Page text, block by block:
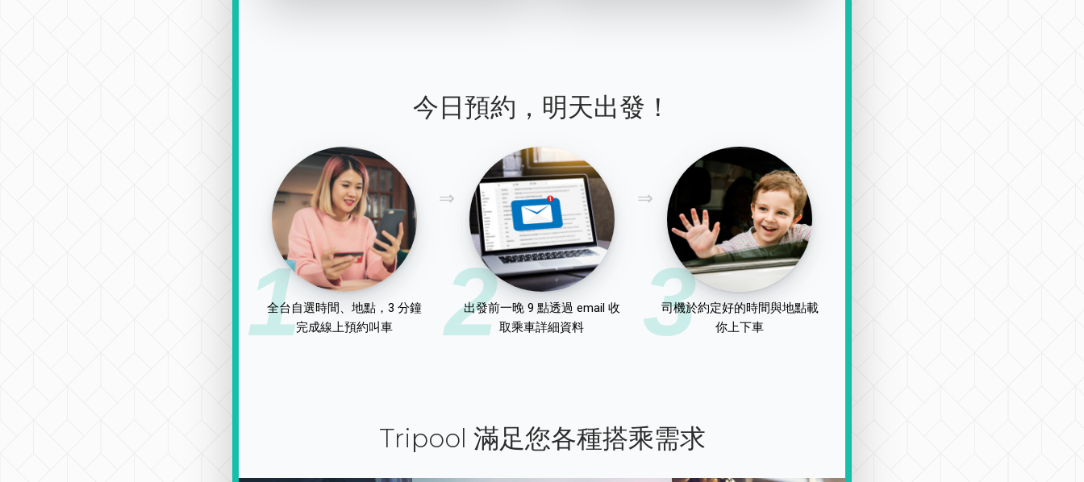
今日預約，明天出發！
1
全台自選時間、地點，3 分鐘
完成線上預約叫車
2
出發前一晚 9 點透過 email 收
取乘車詳細資料
3
司機於約定好的時間與地點載
你上下車
Tripool 滿足您各種搭乘需求